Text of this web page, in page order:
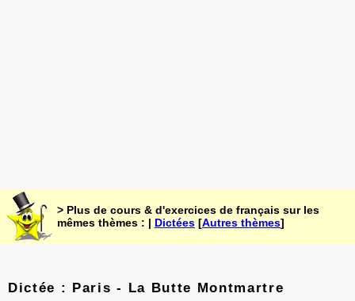
> Plus de cours & d'exercices de français sur les
mêmes thèmes : | Dictées [Autres thèmes]
Dictée : Paris - La Butte Montmartre